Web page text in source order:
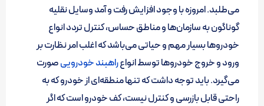
می‌طلبد. امروزه با وجود افزایش رفت و آمد وسایل نقلیه
گوناگون به سازمان‌ها و مناطق حساس، کنترل تردد انواع
خودروها بسیار مهم و حیاتی می‌باشد که اغلب امر نظارت بر
ورود و خروج خودروها توسط انواعراهبند خودروییصورت
می‌گیرد. باید توجه داشت که تنها منطقه‌ای از خودرو که به
راحتی قابل بازرسی و کنترل نیست، کف خودرو است که اگر